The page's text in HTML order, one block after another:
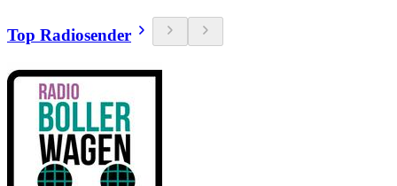
Top Radiosender